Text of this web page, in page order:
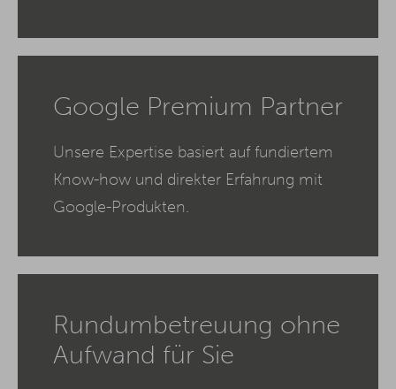
Google Premium Partner
Unsere Expertise basiert auf fundiertem
Know-how und direkter Erfahrung mit
Google-Produkten.
Rundumbetreuung ohne
Aufwand für Sie